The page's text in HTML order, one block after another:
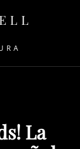
La